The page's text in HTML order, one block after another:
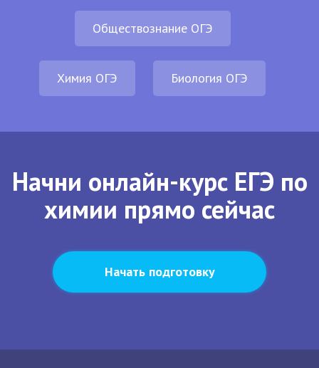
Обществознание ОГЭ
Химия ОГЭ Биология ОГЭ
Начни онлайн-курс ЕГЭ по
химии прямо сейчас
Начать подготовку